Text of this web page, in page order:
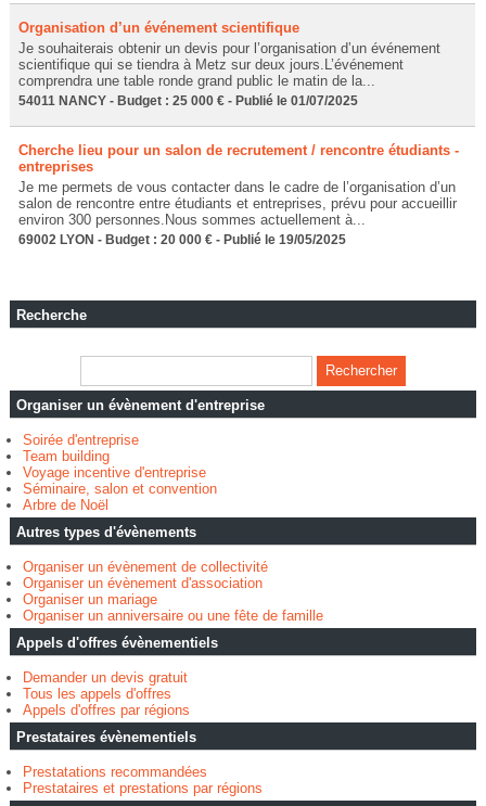
Organisation d’un événement scientifique
Je souhaiterais obtenir un devis pour l’organisation d’un événement
scientifique qui se tiendra à Metz sur deux jours.L’événement
comprendra une table ronde grand public le matin de la...
54011 NANCY - Budget : 25 000 € - Publié le 01/07/2025
Cherche lieu pour un salon de recrutement / rencontre étudiants -
entreprises
Je me permets de vous contacter dans le cadre de l’organisation d’un
salon de rencontre entre étudiants et entreprises, prévu pour accueillir
environ 300 personnes.Nous sommes actuellement à...
69002 LYON - Budget : 20 000 € - Publié le 19/05/2025
Recherche
Organiser un évènement d'entreprise
Soirée d'entreprise
Team building
Voyage incentive d'entreprise
Séminaire, salon et convention
Arbre de Noël
Autres types d'évènements
Organiser un évènement de collectivité
Organiser un évènement d'association
Organiser un mariage
Organiser un anniversaire ou une fête de famille
Appels d'offres évènementiels
Demander un devis gratuit
Tous les appels d'offres
Appels d'offres par régions
Prestataires évènementiels
Prestatations recommandées
Prestataires et prestations par régions